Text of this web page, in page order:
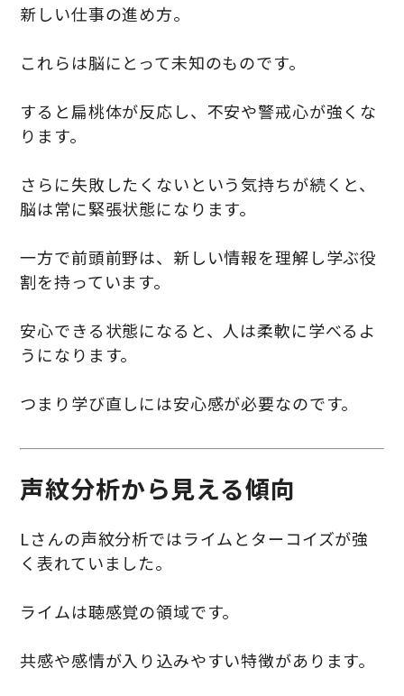
新しい仕事の進め方。
これらは脳にとって未知のものです。
すると扁桃体が反応し、不安や警戒心が強くな
ります。
さらに失敗したくないという気持ちが続くと、
脳は常に緊張状態になります。
一方で前頭前野は、新しい情報を理解し学ぶ役
割を持っています。
安心できる状態になると、人は柔軟に学べるよ
うになります。
つまり学び直しには安心感が必要なのです。
声紋分析から見える傾向
Lさんの声紋分析ではライムとターコイズが強
く表れていました。
ライムは聴感覚の領域です。
共感や感情が入り込みやすい特徴があります。